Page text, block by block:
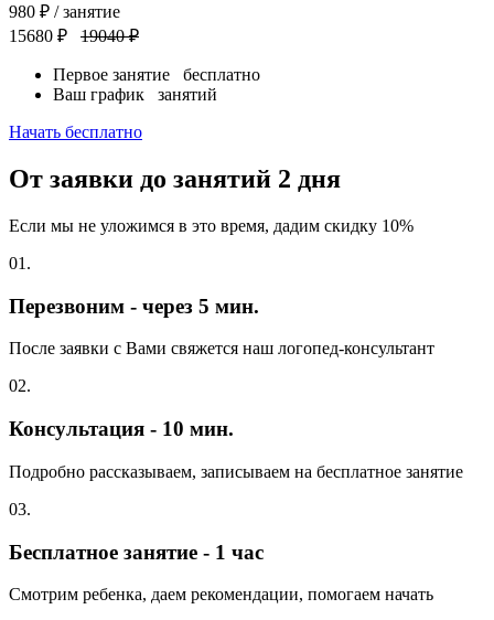
980 ₽ / занятие
15680 ₽
19040 ₽
Первое занятие бесплатно
Ваш график занятий
Начать бесплатно
От заявки до занятий 2 дня
Если мы не уложимся в это время, дадим скидку 10%
01.
Перезвоним - через 5 мин.
После заявки с Вами свяжется наш логопед-консультант
02.
Консультация - 10 мин.
Подробно рассказываем, записываем на бесплатное занятие
03.
Бесплатное занятие - 1 час
Смотрим ребенка, даем рекомендации, помогаем начать